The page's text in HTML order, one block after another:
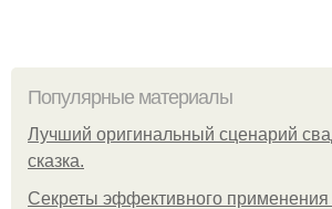
Популярные материалы
Лучший оригинальный сценарий
сказка.
Секреты эффективного применения